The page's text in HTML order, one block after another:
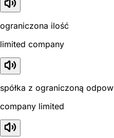
ograniczona ilość
limited company
spółka z ograniczoną
company limited